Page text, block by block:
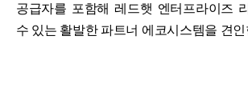
공급자를 포함해 레드햇 엔터프라이즈
수 있는 활발한 파트너 에코시스템을 견인